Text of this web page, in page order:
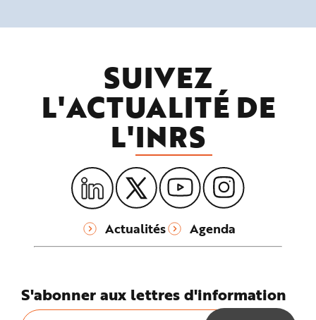
SUIVEZ
L'ACTUALITÉ DE
L'INRS
Actualités Agenda
S'abonner aux lettres d'information